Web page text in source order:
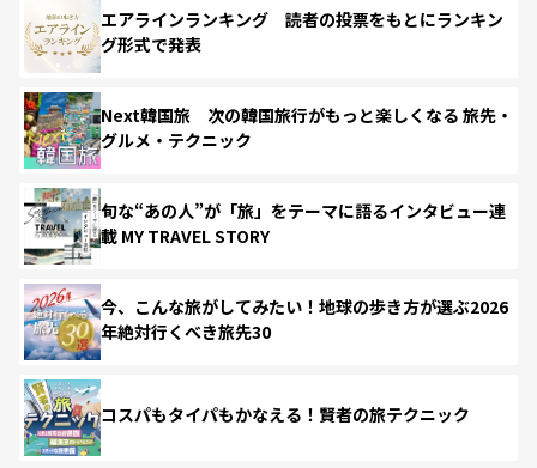
エアラインランキング 読者の投票をもとにランキン
グ形式で発表
Next韓国旅 次の韓国旅行がもっと楽しくなる 旅先・
グルメ・テクニック
旬な“あの人”が「旅」をテーマに語るインタビュー連
載 MY TRAVEL STORY
今、こんな旅がしてみたい！地球の歩き方が選ぶ2026
年絶対行くべき旅先30
コスパもタイパもかなえる！賢者の旅テクニック